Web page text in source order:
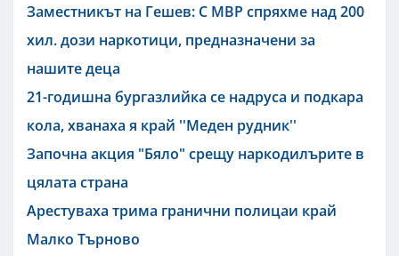
Заместникът на Гешев: С МВР спряхме над 200
хил. дози наркотици, предназначени за
нашите деца
21-годишна бургазлийка се надруса и подкара
кола, хванаха я край ''Меден рудник''
Започна акция "Бяло" срещу наркодилърите в
цялата страна
Арестуваха трима гранични полицаи край
Малко Търново